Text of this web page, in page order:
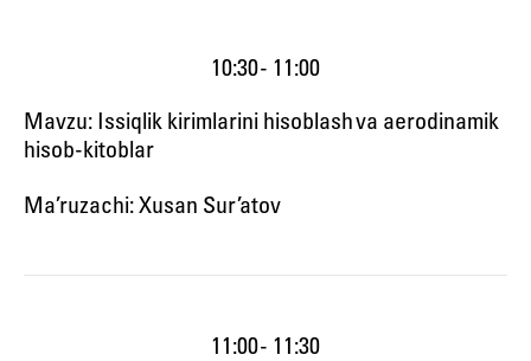
10:30 - 11:00
Mavzu: Issiqlik kirimlarini hisoblash va aerodinamik
hisob-kitoblar
Ma’ruzachi: Xusan Sur’atov
11:00 - 11:30